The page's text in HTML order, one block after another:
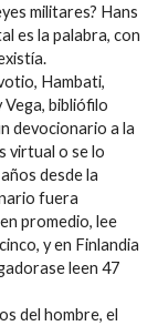
militares? Hans
es la palabra, con
Hambati,
Vega, bibliófilo
devocionario a la
virtual o se lo
desde la
fuera
promedio, lee
y en Finlandia
leen 47
del hombre, el